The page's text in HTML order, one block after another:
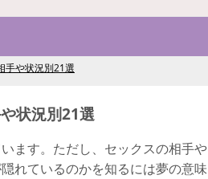
手や状況別21選
状況別21選
ます。ただし、セックスの相手や
れているのかを知るには夢の意味